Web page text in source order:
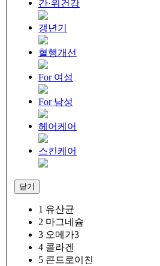
간·위건강
갱년기
혈행개선
For 여성
For 남성
헤어케어
스킨케어
닫기
1 유산균
2 마그네슘
3 오메가3
4 콜라겐
5 콘드로이친